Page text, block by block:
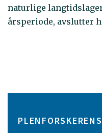
naturlige
årsperiode, avslutter